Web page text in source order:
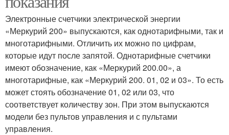
Электронные счетчики электрической энергии
«Меркурий 200» выпускаются, как однотарифными, так и
многотарифными. Отличить их можно по цифрам,
которые идут после запятой. Однотарифные счетчики
имеют обозначение, как «Меркурий 200.00», а
многотарифные, как «Меркурий 200. 01, 02 и 03». То есть
может стоять обозначение 01, 02 или 03, что
соответствует количеству зон. При этом выпускаются
модели без пультов управления и с пультами
управления.